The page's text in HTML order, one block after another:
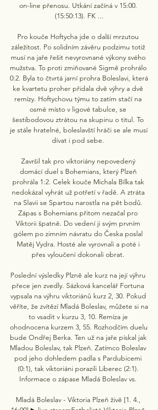
on-line přenosu. Utkání začíná v 15:00.
(15:50:13). FK ...
Pro kouče Hoftycha jde o další mrzutou
záležitost. Po solidním závěru podzimu totiž
musí na jaře řešit nevyrovnané výkony svého
mužstva. To proti zmiňované Sigmě prohrálo
0:2. Byla to čtvrtá jarní prohra Boleslavi, která
ke kvartetu proher přidala dvě výhry a dvě
remízy. Hoftychovu týmu to zatím stačí na
osmé místo v ligové tabulce, se
šestibodovou ztrátou na skupinu o titul. To
je stále hratelné, boleslavští hráči se ale musí
dívat i pod sebe.
Završil tak pro viktoriány nepovedený
domácí duel s Bohemians, který Plzeň
prohrála 1:2. Celek kouče Michala Bílka tak
nedokázal vyhrát už potřetí v řadě. A ztráta
na Slavii se Spartou narostla na pět bodů.
Zápas s Bohemians přitom nezačal pro
Viktorii špatně. Do vedení ji svým prvním
gólem po zimním návratu do Česka poslal
Matěj Vydra. Hosté ale vyrovnali a poté i
přes vyloučení dokonali obrat.
Poslední výsledky Plzně ale kurz na její výhru
přece jen zvedly. Sázková kancelář Fortuna
vypsala na výhru viktoriánů kurz 2, 30. Pokud
věříte, že zvítězí Mladá Boleslav, můžete si na
to vsadit v kurzu 3, 10. Remíza je
ohodnocena kurzem 3, 55. Rozhodčím duelu
bude Ondřej Berka. Ten už na jaře pískal jak
Mladou Boleslav, tak Plzeň. Zatímco Boleslav
pod jeho dohledem padla s Pardubicemi
(0:1), tak viktoriáni porazili Liberec (2:1).
Informace o zápase Mladá Boleslav vs.
Mladá Boleslav - Viktoria Plzeň živě [1. 4.,